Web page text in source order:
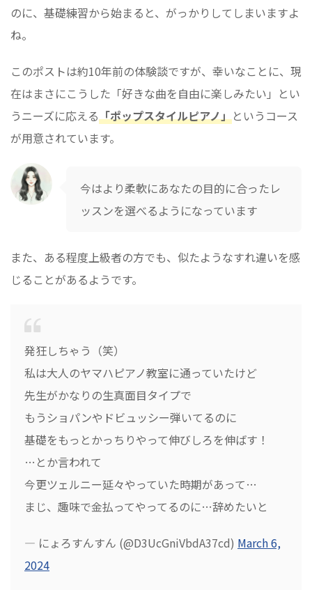
のに、基礎練習から始まると、がっかりしてしまいますよ
ね。
このポストは約10年前の体験談ですが、幸いなことに、現
在はまさにこうした「好きな曲を自由に楽しみたい」とい
うニーズに応える「ポップスタイルピアノ」というコース
が用意されています。
今はより柔軟にあなたの目的に合ったレ
ッスンを選べるようになっています
また、ある程度上級者の方でも、似たようなすれ違いを感
じることがあるようです。
発狂しちゃう（笑）
私は大人のヤマハピアノ教室に通っていたけど
先生がかなりの生真面目タイプで
もうショパンやドビュッシー弾いてるのに
基礎をもっとかっちりやって伸びしろを伸ばす！
…とか言われて
今更ツェルニー延々やっていた時期があって…
まじ、趣味で金払ってやってるのに…辞めたいと
— にょろすんすん (@D3UcGniVbdA37cd) March 6,
2024